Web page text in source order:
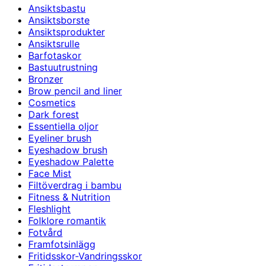
Ansiktsbastu
Ansiktsborste
Ansiktsprodukter
Ansiktsrulle
Barfotaskor
Bastuutrustning
Bronzer
Brow pencil and liner
Cosmetics
Dark forest
Essentiella oljor
Eyeliner brush
Eyeshadow brush
Eyeshadow Palette
Face Mist
Filtöverdrag i bambu
Fitness & Nutrition
Fleshlight
Folklore romantik
Fotvård
Framfotsinlägg
Fritidsskor-Vandringsskor